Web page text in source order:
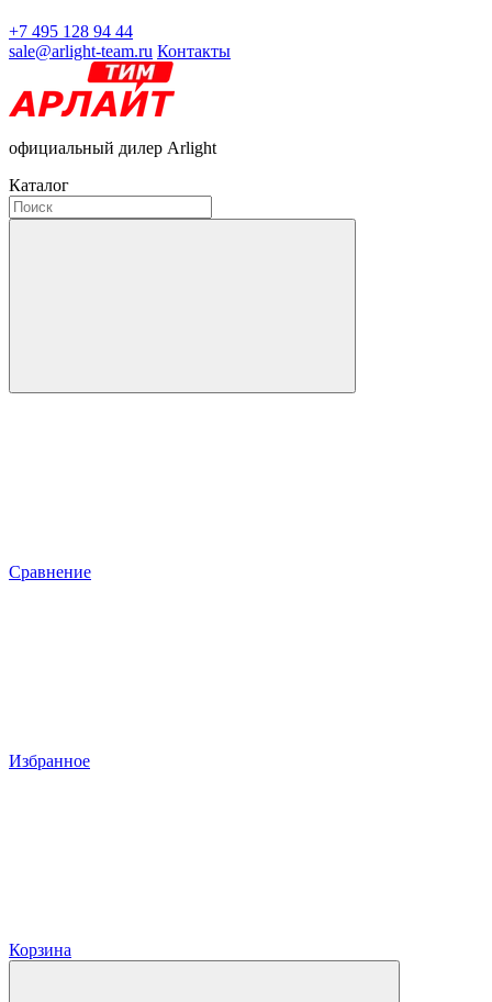
+7 495 128 94 44
sale@arlight-team.ru Контакты
официальный дилер Arlight
Каталог
Сравнение
Избранное
Корзина